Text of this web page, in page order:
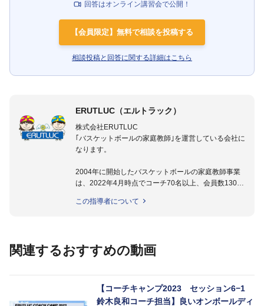
回答はオンライン講習会で公開！
【会員限定】無料で相談を投稿する
相談投稿と回答に関する詳細はこちら
ERUTLUC（エルトラック）
株式会社ERUTLUC
｢バスケットボールの家庭教師｣を運営している会社に
なります。
2004年に開始したバスケットボールの家庭教師事業
は、2022年4月時点でコーチ70名以上、会員数1300
指導実績多数・各地講習会なども担当しており、「は
など多くの書籍・DVDも監修しています。
2016年U12ナショナルキャンプヘッドコーチ
2016年U13ナショナルキャンプヘッドコーチ
この指導者について
関連するおすすめの動画
【コーチキャンプ2023 セッション6−1
鈴木良和コーチ担当】良いオンボールディ